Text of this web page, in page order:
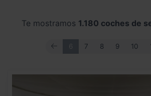
Te mostramos 1.180 coches de
ANTERIOR
6 7 8 9 10